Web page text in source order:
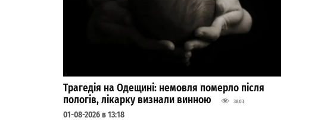
Трагедія на Одещині: немовля померло після
пологів, лікарку визнали винною
3803
01-08-2026 в 13:18